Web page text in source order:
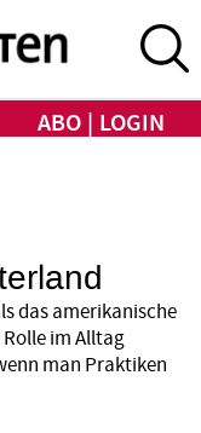
ABO LOGIN
das amerikanische
im Alltag
man Praktiken